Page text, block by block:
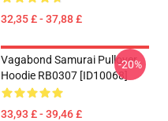
32,35 £ - 37,88 £
Vagabond Samurai Pullover
Hoodie RB0307 [ID10068]
33,93 £ - 39,46 £
-20%